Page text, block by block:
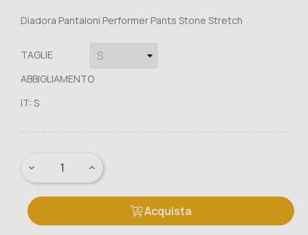
Diadora Pantaloni Performer Pants Stone Stretch
TAGLIE
ABBIGLIAMENTO
IT: S
Acquista